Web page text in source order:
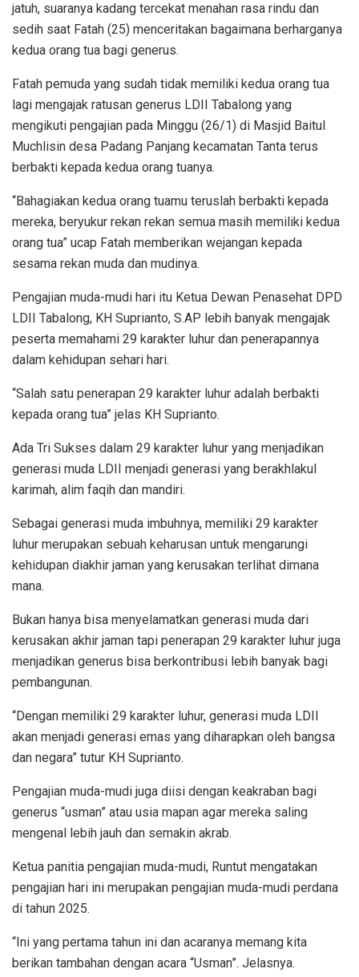
jatuh, suaranya kadang tercekat menahan rasa rindu dan
sedih saat Fatah (25) menceritakan bagaimana berharganya
kedua orang tua bagi generus.
Fatah pemuda yang sudah tidak memiliki kedua orang tua
lagi mengajak ratusan generus LDII Tabalong yang
mengikuti pengajian pada Minggu (26/1) di Masjid Baitul
Muchlisin desa Padang Panjang kecamatan Tanta terus
berbakti kepada kedua orang tuanya.
“Bahagiakan kedua orang tuamu teruslah berbakti kepada
mereka, beryukur rekan rekan semua masih memiliki kedua
orang tua” ucap Fatah memberikan wejangan kepada
sesama rekan muda dan mudinya.
Pengajian muda-mudi hari itu Ketua Dewan Penasehat DPD
LDII Tabalong, KH Suprianto, S.AP lebih banyak mengajak
peserta memahami 29 karakter luhur dan penerapannya
dalam kehidupan sehari hari.
“Salah satu penerapan 29 karakter luhur adalah berbakti
kepada orang tua” jelas KH Suprianto.
Ada Tri Sukses dalam 29 karakter luhur yang menjadikan
generasi muda LDII menjadi generasi yang berakhlakul
karimah, alim faqih dan mandiri.
Sebagai generasi muda imbuhnya, memiliki 29 karakter
luhur merupakan sebuah keharusan untuk mengarungi
kehidupan diakhir jaman yang kerusakan terlihat dimana
mana.
Bukan hanya bisa menyelamatkan generasi muda dari
kerusakan akhir jaman tapi penerapan 29 karakter luhur juga
menjadikan generus bisa berkontribusi lebih banyak bagi
pembangunan.
“Dengan memiliki 29 karakter luhur, generasi muda LDII
akan menjadi generasi emas yang diharapkan oleh bangsa
dan negara” tutur KH Suprianto.
Pengajian muda-mudi juga diisi dengan keakraban bagi
generus “usman” atau usia mapan agar mereka saling
mengenal lebih jauh dan semakin akrab.
Ketua panitia pengajian muda-mudi, Runtut mengatakan
pengajian hari ini merupakan pengajian muda-mudi perdana
di tahun 2025.
“Ini yang pertama tahun ini dan acaranya memang kita
berikan tambahan dengan acara “Usman”. Jelasnya.